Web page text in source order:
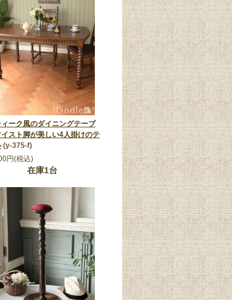
ィーク風のダイニングテーブ
スト脚が美しい4人掛けのテ
(y-375-f)
円(税込)
在庫1台